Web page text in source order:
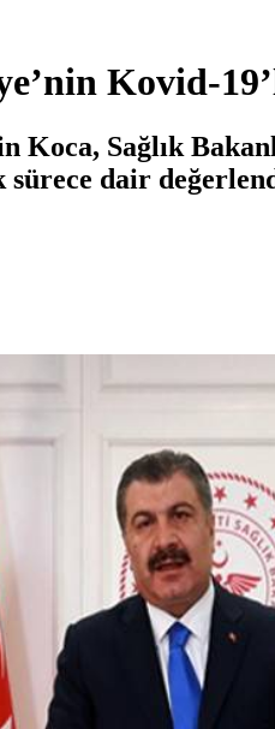
Kovid-
Koca, Sağlık
sürece dair